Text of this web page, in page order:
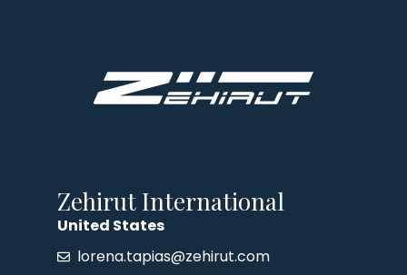
Zehirut International
United States
lorena.tapias@zehirut.com